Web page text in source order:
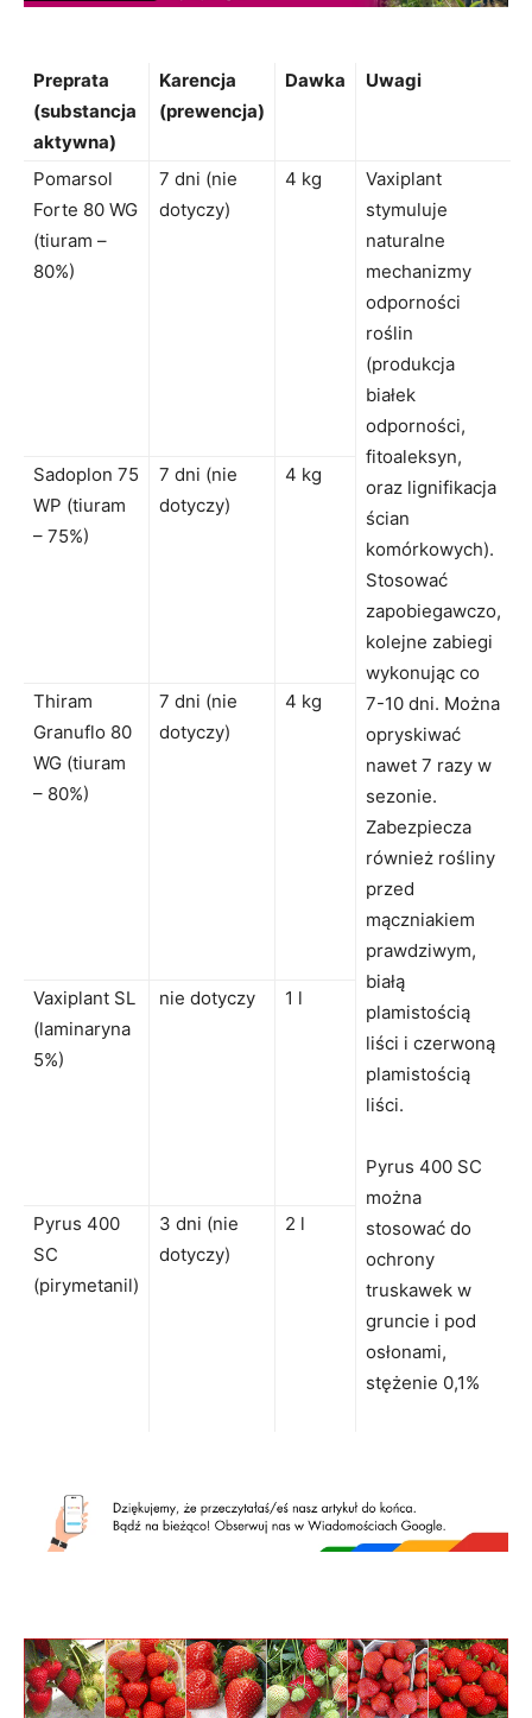
Preprata
(substancja
aktywna)
Karencja
(prewencja)
Dawka Uwagi
Pomarsol
Forte 80 WG
(tiuram –
80%)
7 dni (nie
dotyczy)
4 kg
Vaxiplant
stymuluje
naturalne
mechanizmy
odporności
roślin
(produkcja
białek
odporności,
fitoaleksyn,
oraz lignifikacja
ścian
komórkowych).
Stosować
zapobiegawczo,
kolejne zabiegi
wykonując co
7-10 dni. Można
opryskiwać
nawet 7 razy w
sezonie.
Zabezpiecza
również rośliny
przed
mączniakiem
prawdziwym,
białą
plamistością
liści i czerwoną
plamistością
liści.
Pyrus 400 SC
można
stosować do
ochrony
truskawek w
gruncie i pod
osłonami,
stężenie 0,1%
Sadoplon 75
WP (tiuram
– 75%)
7 dni (nie
dotyczy)
4 kg
Thiram
Granuflo 80
WG (tiuram
– 80%)
7 dni (nie
dotyczy)
4 kg
Vaxiplant SL
(laminaryna
5%)
nie dotyczy 1 l
Pyrus 400
SC
(pirymetanil)
3 dni (nie
dotyczy)
2 l